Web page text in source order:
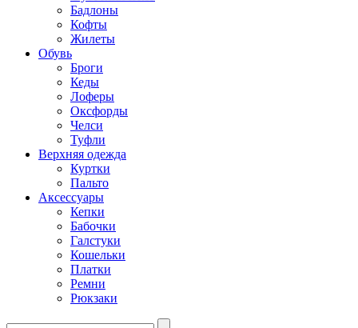
Бадлоны
Кофты
Жилеты
Обувь
Броги
Кеды
Лоферы
Оксфорды
Челси
Туфли
Верхняя одежда
Куртки
Пальто
Аксессуары
Кепки
Бабочки
Галстуки
Кошельки
Платки
Ремни
Рюкзаки